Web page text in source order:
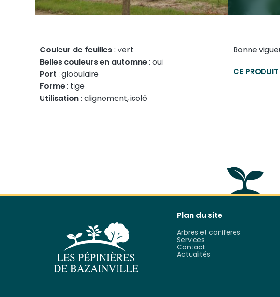
Couleur de feuilles: vert
Belles couleurs en automne: oui
Port : globulaire
Forme: tige
Utilisation: alignement, isolé
Bonne
CE PRODUIT
Plan du site & informations
Plan du site
Arbres et coniferes
Services
Contact
Actualités